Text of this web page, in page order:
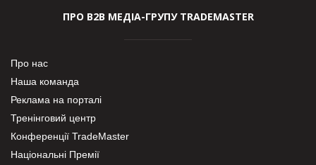
ПРО В2В МЕДІА-ГРУПУ TRADEMASTER
Про нас
Наша команда
Реклама на порталі
Тренінговий центр
Конференції TradeMaster
Національні Премії